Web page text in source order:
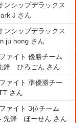
ンシップデラックス
J さん
ンシップデラックス
ju hong さん
ァイト 優勝チーム
鋒 ひろごん さん
ァイト 準優勝チー
さん
ァイト 3位チーム
- 先鋒 ほーせん さん